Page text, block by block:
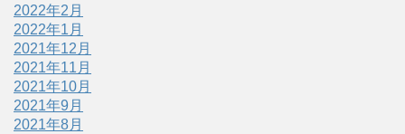
2022年2月
2022年1月
2021年12月
2021年11月
2021年10月
2021年9月
2021年8月